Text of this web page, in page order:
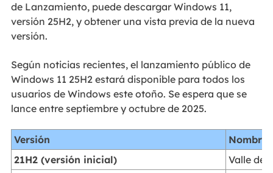
de Lanzamiento, puede descargar Windows 11,
versión 25H2, y obtener una vista previa de la nueva
versión.
Según noticias recientes, el lanzamiento público de
Windows 11 25H2 estará disponible para todos los
usuarios de Windows este otoño. Se espera que se
lance entre septiembre y octubre de 2025.
Versión
Nombre
21H2 (versión inicial)
Valle del